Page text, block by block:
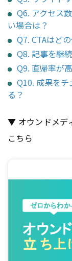
Q6. アクセス
い場合は？
Q7. CTAはど
Q8. 記事を継
Q9. 直帰率が
Q10. 成果を
る？
▼ オウンドメデ
こちら